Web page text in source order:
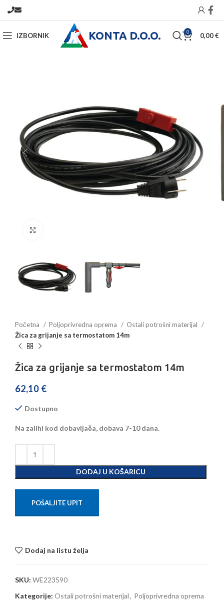
IZBORNIK KONTA D.O.O. 0 0,00€
Početna Poljoprivredna oprema
Ostali potrošni materijal
Žica za grijanje sa termostatom 14m
Žica za grijanje sa termostatom 14m
62,10 €
Dostupno
Na zalihi kod dobavljača, dobava 7-10 dana.
DODAJ U KOŠARICU
POŠALJITE UPIT
Dodaj na listu želja
SKU: WE223590
Kategorije: Ostali potrošni materijal, Poljoprivredna oprema